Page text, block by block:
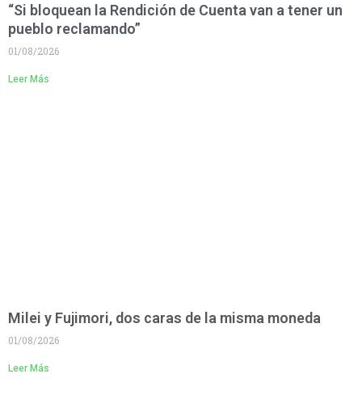
“Si bloquean la Rendición de Cuenta van a tener un
pueblo reclamando”
01/08/2026
Leer Más
Milei y Fujimori, dos caras de la misma moneda
01/08/2026
Leer Más